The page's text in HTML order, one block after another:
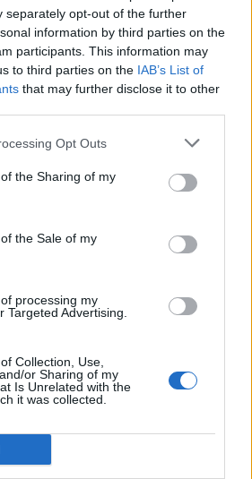
separately opt-out of the further
information by third parties on the
participants. This information may
to third parties on the IAB’s List of
that may further disclose it to other
Opt Outs
the Sharing of my
the Sale of my
processing my
Targeted Advertising.
Collection, Use,
or Sharing of my
Is Unrelated with the
it was collected.